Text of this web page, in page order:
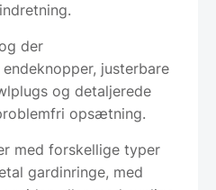
der
justerbare
og detaljerede
opsætning.
med forskellige typer
gardinringe, med